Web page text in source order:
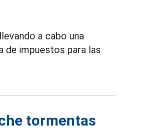
a cabo una
impuestos para las
tormentas